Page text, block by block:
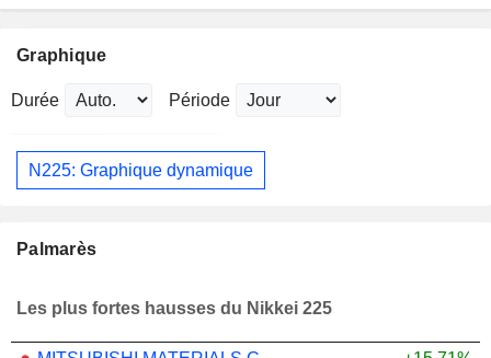
Graphique
Durée Période
N225: Graphique dynamique
Palmarès
Les plus fortes hausses du Nikkei 225